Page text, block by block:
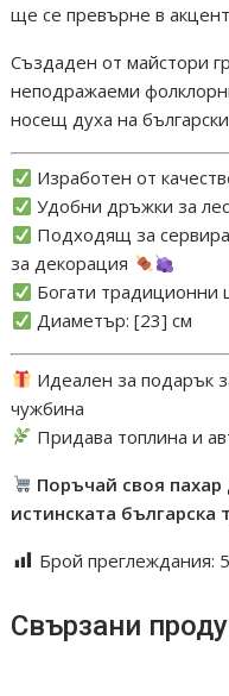
ще се превърне в
Създаден от майстори
неподражаеми
носещ духа на
Изработен от
Удобни дръжки за
Подходящ за
за декорация
Богати традиционни
Диаметър: [23] см
Идеален за подарък
чужбина
Придава топлина и
Поръчай своя
истинската българска
Брой преглеждания:
Свързани